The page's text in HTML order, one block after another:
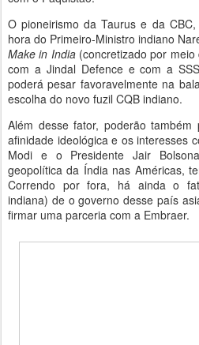
O pioneirismo da Taurus e da
hora do Primeiro-Ministro indiano
Make in India(concretizado por
com a Jindal Defence e com a
poderá pesar favoravelmente na
escolha do novo fuzil CQB indiano.
Além desse fator, poderão
afinidade ideológica e os interesses
Modi e o Presidente Jair
geopolítica da Índia nas Américas,
Correndo por fora, há ainda o
indiana) de o governo desse país
firmar uma parceria com a Embraer.